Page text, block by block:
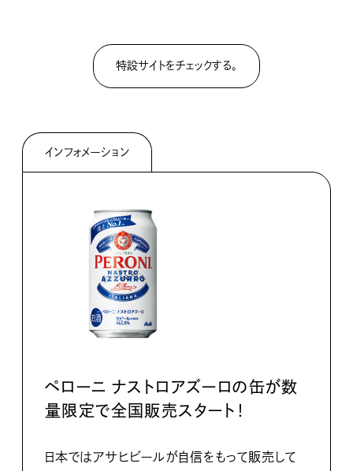
特設サイトをチェックする。
インフォメーション
ペローニ ナストロアズーロの缶が数
量限定で全国販売スタート！
日本ではアサヒビールが自信をもって販売して